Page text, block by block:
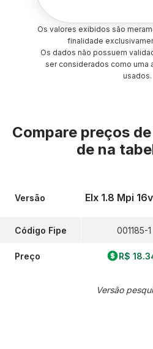
Os valores exibidos são
finalidade
Os dados não possuem
ser considerados como uma
usados.
Compare preços
de na
Versão
Código Fipe
Preço
Elx 1.8 Mpi
001185-1
R$
Versão